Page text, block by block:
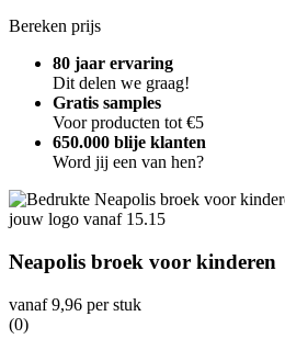
Bereken prijs
80 jaar ervaring
Dit delen we graag!
Gratis samples
Voor producten tot €5
650.000 blije klanten
Word jij een van hen?
Neapolis broek voor kinderen
vanaf9,96 per stuk
(0)